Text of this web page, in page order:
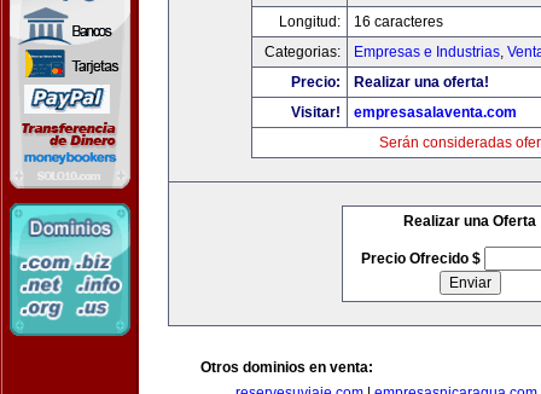
Longitud:
16 caracteres
Categorias:
Empresas e Industrias,
Precio:
Realizar una oferta!
Visitar!
empresasalaventa.com
Serán consideradas
Realizar una Oferta
Precio Ofrecido $
Otros dominios en venta: